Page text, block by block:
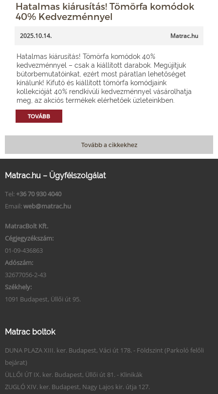
Hatalmas kiárusítás! Tömörfa komódok
40% Kedvezménnyel
2025.10.14. Matrac.hu
Hatalmas kiárusítás! Tömörfa komódok 40%
kedvezménnyel – csak a kiállított darabok. Megújítjuk
bútorbemutatóinkat, ezért most páratlan lehetőséget
kínálunk! Kifutó és kiállított tömörfa komódjaink
kollekcióját 40% rendkívüli kedvezménnyel vásárolhatja
meg, az akciós termékek elérhetőek üzleteinkben.
TOVÁBB
Tovább a cikkekhez
Matrac.hu – Ügyfélszolgálat
Tel: +36 70 930 4040
Email: web@matrac.hu
MatracBolt Kft.
Cégjegyzékszám:
01-09-436863
Adószám:
32677056-2-43
Székhely:
1091 Budapest, Üllői út 95.
Matrac boltok
DUNA PLAZA XIII. ker. Budapest, Váci út 178. - Földszint (Parkoló felőli
bejárat)
ÜLLŐI ÚT IX. ker. Budapest, Üllői út 81. - Klinikák
ZUGLÓ XIV. ker. Budapest, Nagy Lajos kir. útja 127.